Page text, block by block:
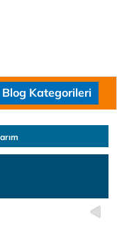
Blog Kategorileri